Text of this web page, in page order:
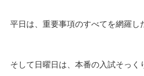
平日は、重要事項のすべてを網羅し
そして日曜日は、本番の入試そっく